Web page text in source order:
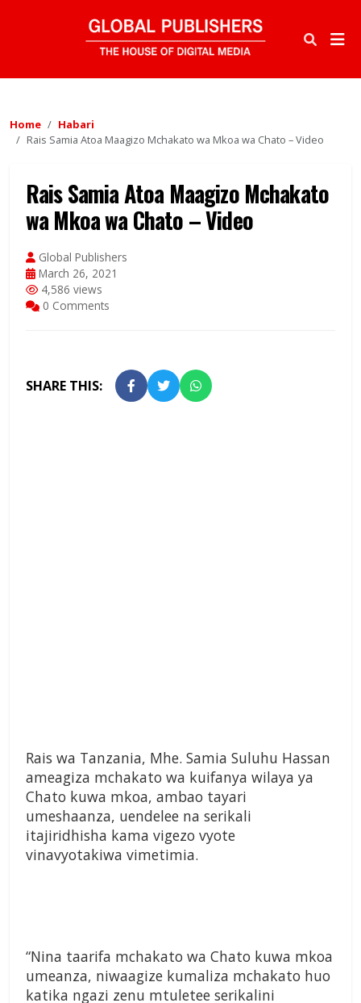
Home
Habari
Rais Samia Atoa Maagizo Mchakato wa Mkoa wa Chato – Video
Rais Samia Atoa Maagizo Mchakato
wa Mkoa wa Chato – Video
Global Publishers
March 26, 2021
4,586 views
0 Comments
SHARE THIS:
Rais wa Tanzania, Mhe. Samia Suluhu Hassan
ameagiza mchakato wa kuifanya wilaya ya
Chato kuwa mkoa, ambao tayari
umeshaanza, uendelee na serikali
itajiridhisha kama vigezo vyote
vinavyotakiwa vimetimia.
“Nina taarifa mchakato wa Chato kuwa mkoa
umeanza, niwaagize kumaliza mchakato huo
katika ngazi zenu mtuletee serikalini